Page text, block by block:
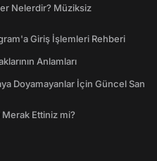
Nelerdir? Müziksiz
Giriş İşlemleri Rehberi
Anlamları
Doyamayanlar İçin Güncel San
Ettiniz mi?